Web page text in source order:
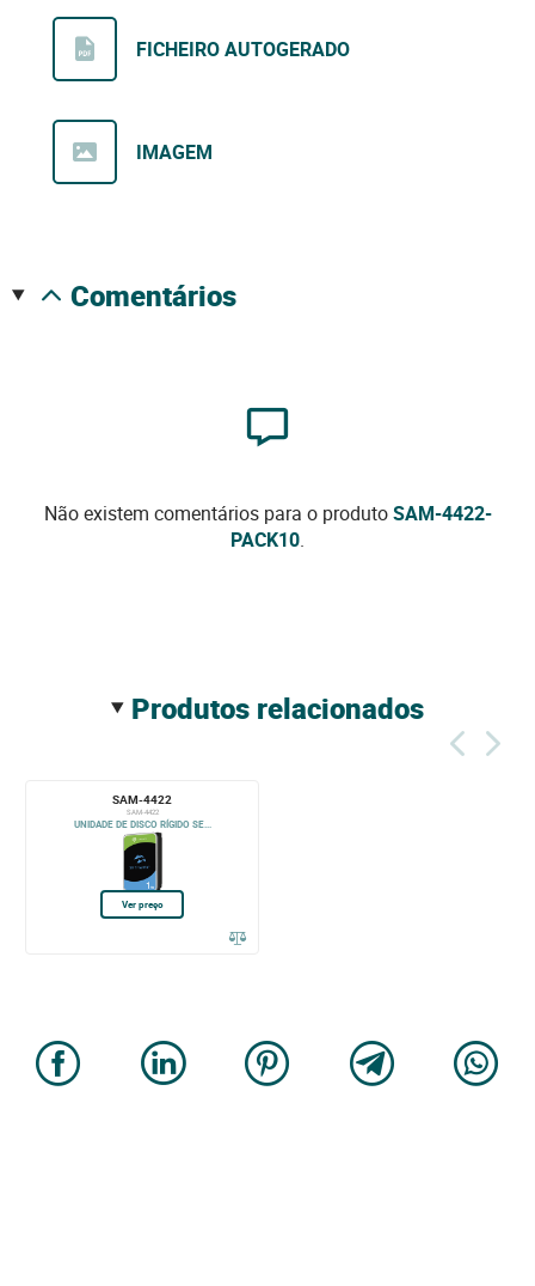
FICHEIRO AUTOGERADO
IMAGEM
comentários
Não existem comentários para o produtoSAM-4422-
PACK10.
produtos relacionados
SAM-4422
SAM-4422
UNIDADE DE DISCO RÍGIDO SE...
Ver preço